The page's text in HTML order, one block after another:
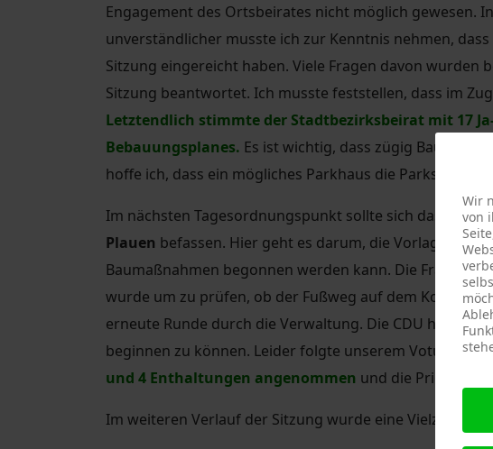
Engagement des Ortsbeirates nicht möglich gewesen.
unverständlicher musste ich zur Kenntnis nehmen,
Sitzung eingereicht haben. Viele Fragen davon
Sitzung beantwortet. Ich musste feststellen, dass im
Letztendlich stimmte der Stadtbezirksbeirat mit 17
Bebauungsplanes. Es ist wichtig, dass zügig Baurecht
hoffe ich, dass ein mögliches Parkhaus die
Im nächsten Tagesordnungspunkt sollte sich das
Plauen befassen. Hier geht es darum, die Vorlage der
Baumaßnahmen begonnen werden kann. Die Fraktion
wurde um zu prüfen, ob der Fußweg auf dem
erneute Runde durch die Verwaltung. Die CDU hat
beginnen zu können. Leider folgte unserem Votum
und 4 Enthaltungen angenommen und die
Im weiteren Verlauf der Sitzung wurde eine Vielzahl von
Wir
von